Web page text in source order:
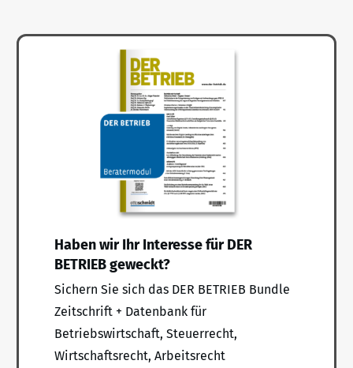
Haben wir Ihr Interesse für DER
BETRIEB geweckt?
Sichern Sie sich das DER BETRIEB Bundle
Zeitschrift + Datenbank für
Betriebswirtschaft, Steuerrecht,
Wirtschaftsrecht, Arbeitsrecht